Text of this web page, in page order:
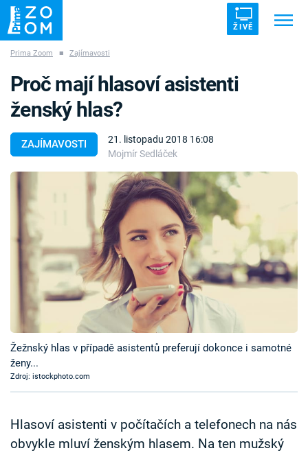
ŽIVĚ
ZÁHADY VETŘELCI DÁVNOVĚKU
Pořady
TV Program
Časopis
Sledujte prima+
Přihlášení
Sledujte nás
Prima Zoom ■ Zajímavosti
ZAJÍMAVOSTI
21. listopadu 2018 16:08
Mojmír Sedláček
Proč mají hlasoví asistenti
ženský hlas?
Žežnský hlas v případě asistentů preferují dokonce i samotné
ženy...
Zdroj: istockphoto.com
Hlasoví asistenti v počítačích a telefonech na nás
obvykle mluví ženským hlasem. Na ten mužský